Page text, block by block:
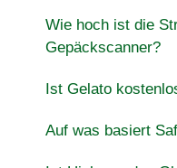
Wie hoch ist die
Gepäckscanner?
Ist Gelato
Auf was basiert